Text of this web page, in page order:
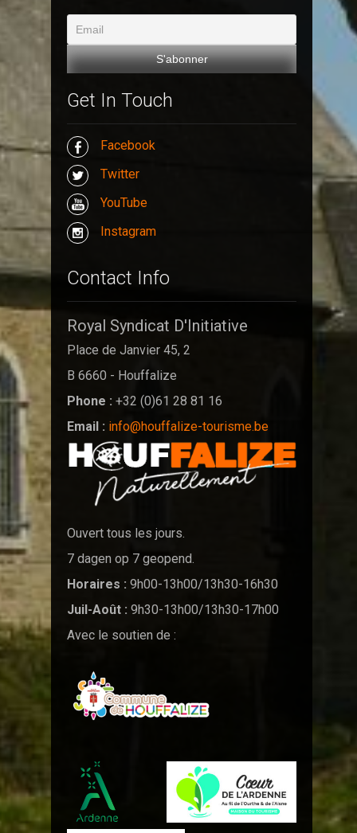
Get In Touch
Facebook
Twitter
YouTube
Instagram
Contact Info
Royal Syndicat D'Initiative
Place de Janvier 45, 2
B 6660 - Houffalize
Phone : +32 (0)61 28 81 16
Email : info@houffalize-tourisme.be
Ouvert tous les jours.
7 dagen op 7 geopend.
Horaires : 9h00-13h00/13h30-16h30
Juil-Août : 9h30-13h00/13h30-17h00
Avec le soutien de :